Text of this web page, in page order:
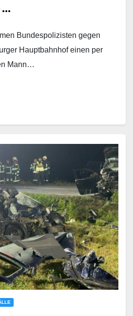
…
Bundespolizisten gegen
Hauptbahnhof einen per
Mann…